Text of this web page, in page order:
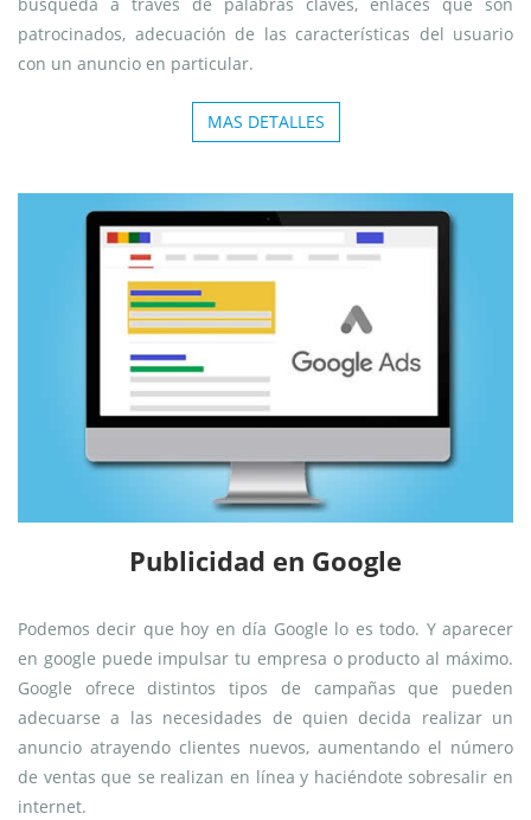
patrocinados, adecuación de las características del usuario
con un anuncio en particular.
MAS DETALLES
Publicidad en Google
Podemos decir que hoy en día Google lo es todo. Y aparecer
en google puede impulsar tu empresa o producto al máximo.
Google ofrece distintos tipos de campañas que pueden
adecuarse a las necesidades de quien decida realizar un
anuncio atrayendo clientes nuevos, aumentando el número
de ventas que se realizan en línea y haciéndote sobresalir en
internet.